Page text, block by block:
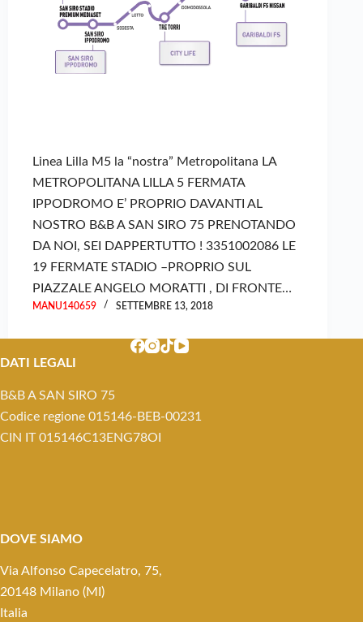
Linea Lilla M5 la “nostra” Metropolitana LA
METROPOLITANA LILLA 5 FERMATA
IPPODROMO E’ PROPRIO DAVANTI AL
NOSTRO B&B A SAN SIRO 75 PRENOTANDO
DA NOI, SEI DAPPERTUTTO ! 3351002086 LE
19 FERMATE STADIO –PROPRIO SUL
PIAZZALE ANGELO MORATTI , DI FRONTE…
MANU140659 SETTEMBRE 13, 2018
DATI LEGALI
B&B A SAN SIRO 75
Codice regione 015146-BEB-00231
CIN IT 015146C13ENG78OI
DOVE SIAMO
Via Alfonso Capecelatro, 75,
20148 Milano (MI)
Italia